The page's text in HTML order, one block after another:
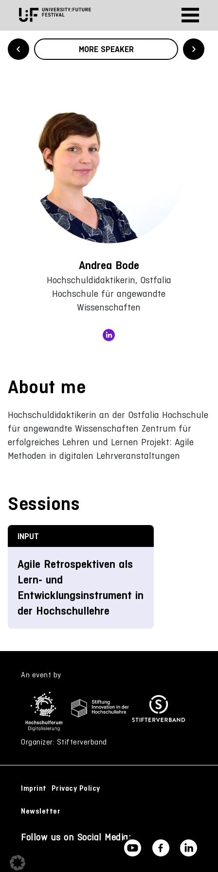
MORE SPEAKER
Andrea Bode
Hochschuldidaktikerin, Ostfalia
Hochschule für angewandte
Wissenschaften
About me
Hochschuldidaktikerin an der Ostfalia Hochschule
für angewandte Wissenschaften Zentrum für
erfolgreiches Lehren und Lernen Projekt: Agile
Methoden in digitalen Lehrveranstaltungen
Sessions
INPUT
Agile Retrospektiven als
Lern- und
Entwicklungsinstrument in
der Hochschullehre
An event by
Organizer: Stifterverband
Imprint Privacy Policy
Newsletter
Follow us on Social Media: